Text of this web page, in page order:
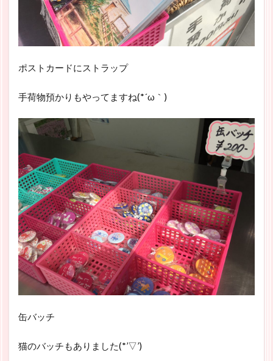
ポストカードにストラップ
手荷物預かりもやってますね(*´ω｀)
缶バッチ
猫のバッチもありました(*’▽’)